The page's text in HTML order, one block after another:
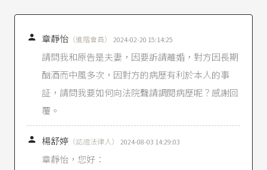
項、第二項、第二十八條、第二十九條、第三十
項、第四十一條、第四十二條、第四十四條至第
二、犯罪行為經判刑確定。但因過失犯罪，不在
此限。
三、違反第二十一條第三項、第二十四條第五
項、第三十條、第三十一條、第三十五條第二
項、第三十六條、第三十九條、第四十三條或違
背律師倫理規範，情節重大。」
律師法第73條第1款。
律師法第28條
 章靜怡 （進階會員） 2024-02-20 15:14:25
請問我和原告是夫妻，因要訴請離婚，對方因長期
酗酒而中風多次，因對方的病歷有利於本人的事
証，請問我要如何向法院聲請調閱病歷呢？感謝回
覆。
 楊舒婷 （認證法律人） 2024-08-03 14:29:03
章靜怡，您好：